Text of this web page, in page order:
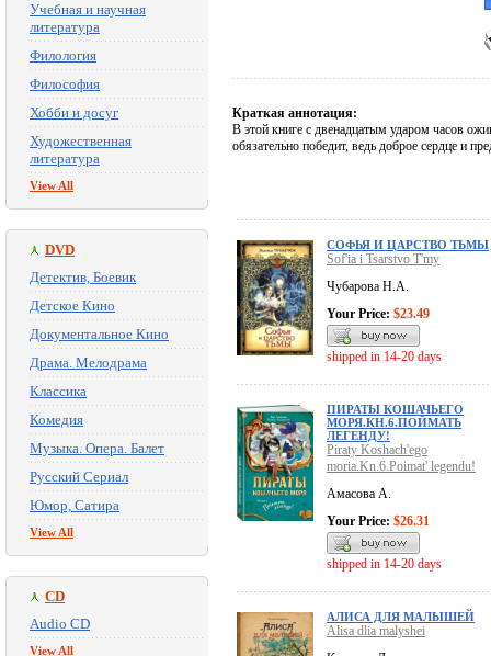
Учебная и научная
литература
Филология
Философия
Хобби и досуг
Художественная
литература
View All
DVD
Детектив, Боевик
Детское Кино
Документальное Кино
Драма. Мелодрама
Классика
Комедия
Музыка. Опера. Балет
Русский Сериал
Юмор, Сатира
View All
CD
Audio CD
View All
Краткая аннотация:
В этой книге с двенадцатым ударом часов
обязательно победит, ведь доброе сердце и
СОФЬЯ И ЦАРСТВО ТЬМЫ
Sof'ia i Tsarstvo T'my
Чубарова Н.А.
Your Price: $23.49
shipped in 14-20 days
ПИРАТЫ КОШАЧЬЕГО
МОРЯ.КН.6.ПОЙМАТЬ
ЛЕГЕНДУ!
Piraty Koshach'ego
moria.Kn.6.Poimat' legendu!
Амасова А.
Your Price: $26.31
shipped in 14-20 days
АЛИСА ДЛЯ МАЛЫШЕЙ
Alisa dlia malyshei